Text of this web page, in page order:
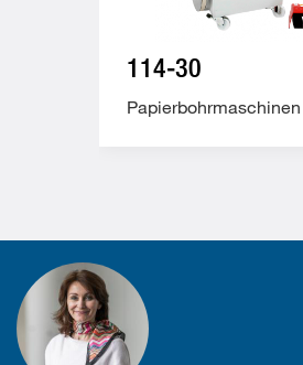
114-30
Papierbohrmaschinen